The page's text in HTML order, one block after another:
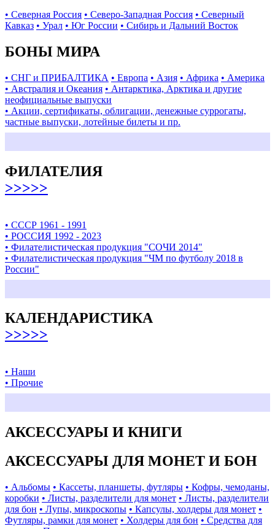
• Северная Россия • Северо-Западная Россия • Северный
Кавказ • Урал • Юг России • Сибирь и Дальний Восток
БОНЫ МИРА
• СНГ и ПРИБАЛТИКА • Европа • Азия • Африка • Америка
• Австралия и Океания • Антарктика, Арктика и другие
неофициальные выпуски
• Акции, сертификаты, облигации, денежные суррогаты,
частные выпуски, лотейные билеты и пр.
ФИЛАТЕЛИЯ
>>>>>
• СССР 1961 - 1991
• РОССИЯ 1992 - 2023
• Филателистическая продукция "СОЧИ 2014"
• Филателистическая продукция "ЧМ по футболу 2018 в
России"
КАЛЕНДАРИСТИКА
>>>>>
• Наши
• Прочие
АКСЕССУАРЫ И КНИГИ
АКСЕССУАРЫ ДЛЯ МОНЕТ И БОН
• Альбомы • Кассеты, планшеты, футляры • Кофры, чемоданы,
коробки • Листы, разделители для монет • Листы, разделители
для бон • Лупы, микроскопы • Капсулы, холдеры для монет •
Футляры, рамки для монет • Холдеры для бон • Средства для